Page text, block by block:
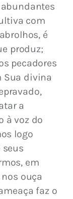
com
é
produz;
pecadores
Sua divina
a
à voz do
logo
em
ouça
faz o